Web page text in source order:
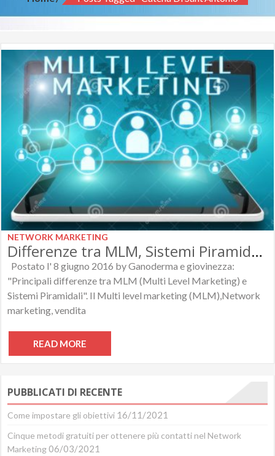
NETWORK MARKETING
Differenze tra MLM, Sistemi Piramidali Truffa e Attività Imprenditoriale.
Postato l' 8 giugno 2016 by Ganoderma e giovinezza:
"Principali differenze tra MLM (Multi Level Marketing) e
Sistemi Piramidali". Il Multi level marketing (MLM),Network
marketing, vendita
READ MORE
PUBBLICATI DI RECENTE
Come impostare gli obiettivi 16/11/2021
Cinque metodi gratuiti per ottenere più contatti nel Network
Marketing 06/03/2021